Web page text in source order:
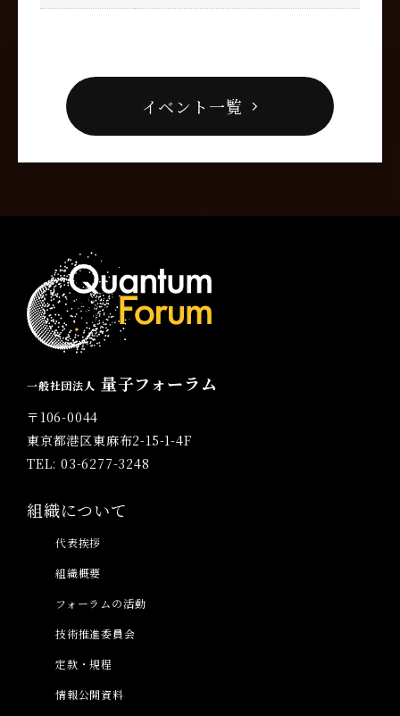
イベント一覧
一般社団法人 量子フォーラム
〒106-0044
東京都港区東麻布2-15-1-4F
TEL: 03-6277-3248
組織について
代表挨拶
組織概要
フォーラムの活動
技術推進委員会
定款・規程
情報公開資料